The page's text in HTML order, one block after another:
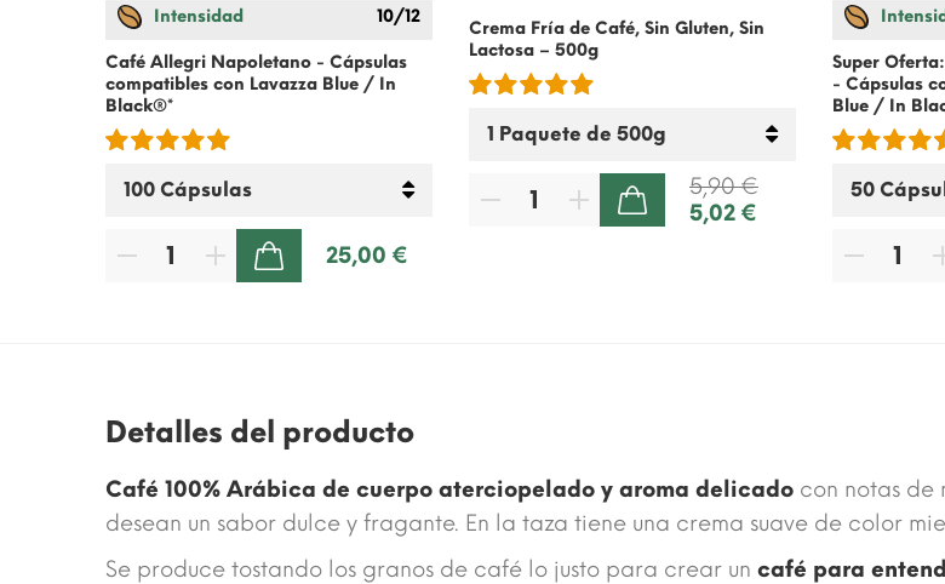
Intensidad 10/12
Café Allegri Napoletano - Cápsulas
compatibles con Lavazza Blue / In
Black®*
25,00 €
Crema Fría de Café, Sin Gluten, Sin
Lactosa – 500g
5,90 €
5,02 €
Super
- Cápsulas
Blue / In
Detalles del producto
Café 100% Arábica de cuerpo aterciopelado y aroma delicado con notas de
desean un sabor dulce y fragante. En la taza tiene una crema suave de color
Se produce tostando los granos de café lo justo para crear un café para